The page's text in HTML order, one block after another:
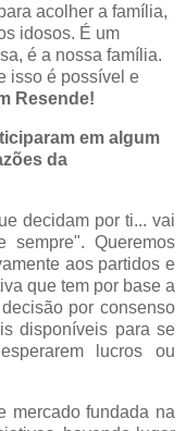
acolher a família,
idosos. É um
é a nossa família.
isso é possível e
Resende!
em algum
da
decidam por ti... vai
Queremos
aos partidos e
que tem por base a
por consenso
disponíveis para se
lucros ou
mercado fundada na